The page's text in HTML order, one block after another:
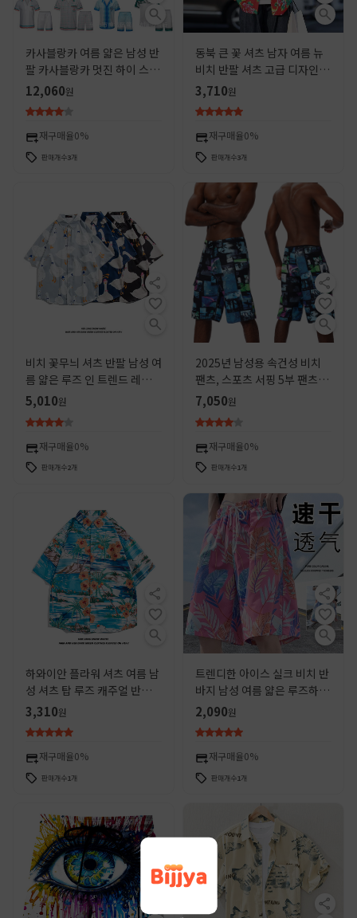
카사블랑카 여름 얇은 남성 반
팔 카사블랑카 멋진 하이 스트
리트 힙합 비치 슈트 셔츠
12,060원
재구매율0%
판매개수3개
동북 큰 꽃 셔츠 남자 여름 뉴
비치 반팔 셔츠 고급 디자인 센
스 지방 잘 생긴 하와이 스타일
코트
3,710원
재구매율0%
판매개수3개
비치 꽃무늬 셔츠 반팔 남성 여
름 얇은 루즈 인 트렌드 레트로
하와이 레이지 코트 셔츠
5,010원
재구매율0%
판매개수2개
2025년 남성용 속건성 비치
팬츠, 스포츠 서핑 5부 팬츠,
남성용 캐주얼 루즈 휴가 반바
지의 국경 간 전문 공급
7,050원
재구매율0%
판매개수1개
하와이안 플라워 셔츠 여름 남
성 셔츠 탑 루즈 캐주얼 반팔
핸섬 해변 휴가 셔츠
3,310원
재구매율0%
판매개수1개
트렌디한 아이스 실크 비치 반
바지 남성 여름 얇은 루즈하고
다재다능한 얇은 속건성 수영
복 해변 휴가 큰 바지
2,090원
재구매율0%
판매개수1개